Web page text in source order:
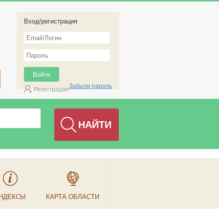
Вход/регистрация
РегистрацияЗабыли пароль
КАРТА ОБЛАСТИ